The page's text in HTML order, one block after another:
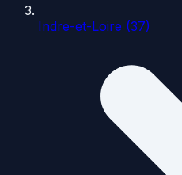
Indre-et-Loire (37)